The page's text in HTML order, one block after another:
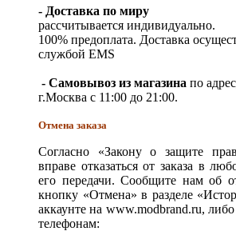
- Доставка по миру
рассчитывается индивидуально.
100% предоплата. Доставка
службой EMS
- Самовывоз из магазина по
г.Москва с 11:00 до 21:00.
Отмена заказа
Согласно «Закону о защите
вправе отказаться от заказа в
его передачи. Сообщите нам об
кнопку «Отмена» в разделе
аккаунте на www.modbrand.ru,
телефонам: